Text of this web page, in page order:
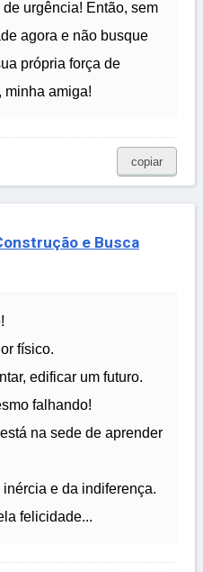
urgência! Então, sem
agora e não busque
própria força de
minha amiga!
copiar
e Busca
físico.
edificar um futuro.
falhando!
na sede de aprender
e da indiferença.
felicidade...